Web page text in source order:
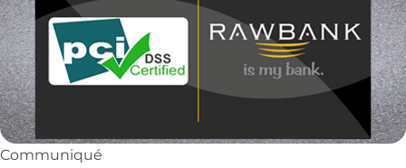
Communiqué